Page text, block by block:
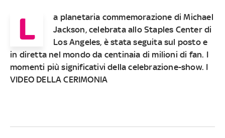
L
a planetaria commemorazione di Michael
Jackson, celebrata allo Staples Center di
Los Angeles, è stata seguita sul posto e
in diretta nel mondo da centinaia di milioni di fan. I
momenti più significativi della celebrazione-show. I
VIDEO DELLA CERIMONIA